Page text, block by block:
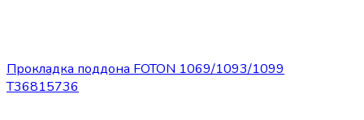
Прокладка поддона FOTON 1069/1093/1099
Т36815736